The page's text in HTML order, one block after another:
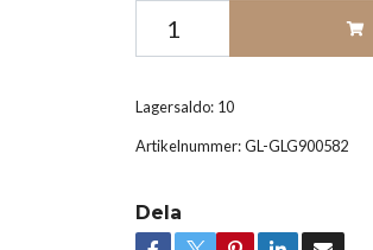
Lagersaldo: 10
Artikelnummer:GL-GLG900582
Dela